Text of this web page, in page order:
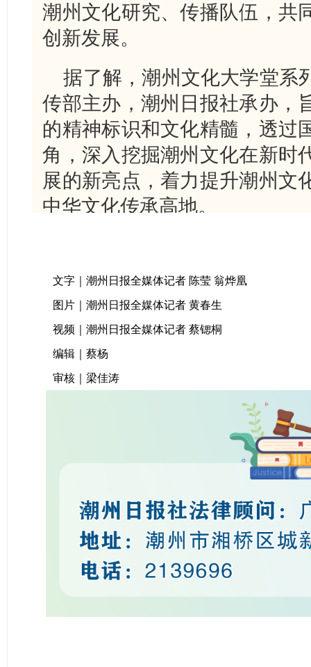
潮州文化研究、传播队伍，共
创新发展。
据了解，潮州文化大学堂系
传部主办，潮州日报社承办，
的精神标识和文化精髓，透过
角，深入挖掘潮州文化在新时
展的新亮点，着力提升潮州文
中华文化传承高地。
文字｜潮州日报全媒体记者 陈莹 翁烨凰
图片｜潮州日报全媒体记者 黄春生
视频｜潮州日报全媒体记者 蔡锶桐
编辑｜蔡杨
审核｜梁佳涛